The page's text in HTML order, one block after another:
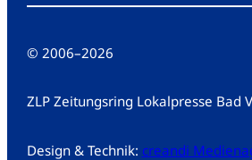
© 2006–2026
ZLP Zeitungsring Lokalpresse Bad
Design & Technik: creandi